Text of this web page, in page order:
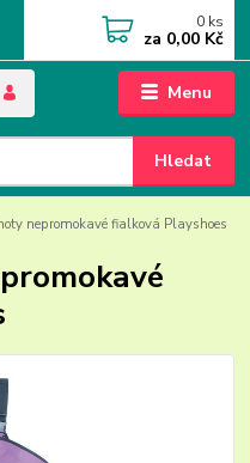
Menu
Hledat
0 ks
za 0,00 Kč
nepromokavé fialková Playshoes